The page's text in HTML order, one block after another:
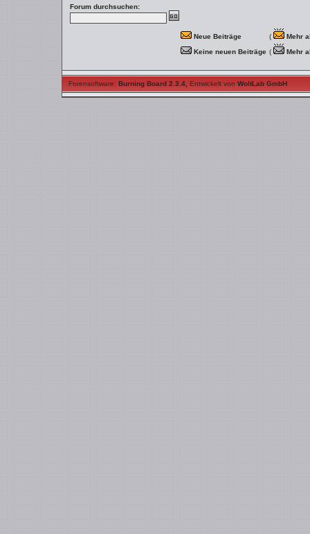
Forum durchsuchen:
Neue Beiträge (
Mehr
Keine neuen Beiträge ( Mehr
Forensoftware: Burning Board 2.3.4 Entwickelt von WoltLab GmbH